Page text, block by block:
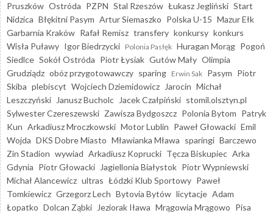
Pruszków Ostróda PZPN Stal Rzeszów Łukasz Jegliński Start
Nidzica Błękitni Pasym Artur Siemaszko Polska U-15 Mazur Ełk
Garbarnia Kraków Rafał Remisz transfery konkursy konkurs
Wisła Puławy Igor Biedrzycki Polonia Pasłęk Huragan Morąg Pogoń
Siedlce Sokół Ostróda Piotr Łysiak Gutów Mały Olimpia
Grudziądz obóz przygotowawczy sparing Erwin Sak Pasym Piotr
Skiba plebiscyt Wojciech Dziemidowicz Jarocin Michał
Leszczyński
Janusz Bucholc Jacek Czałpiński stomil.olsztyn.pl
Sylwester Czereszewski Zawisza Bydgoszcz Polonia Bytom Patryk
Kun Arkadiusz Mroczkowski Motor Lublin Paweł Głowacki Emil
Wojda DKS Dobre Miasto Mławianka Mława sparingi Barczewo
Zin Stadion wywiad Arkadiusz Koprucki Tęcza Biskupiec Arka
Gdynia Piotr Głowacki Jagiellonia Białystok Piotr Wypniewski
Michał Alancewicz ultras Łódzki Klub Sportowy Paweł
Tomkiewicz Grzegorz Lech Bytovia Bytów licytacje Adam
Łopatko Dolcan Ząbki Jeziorak Iława Mrągowia Mrągowo Pisa